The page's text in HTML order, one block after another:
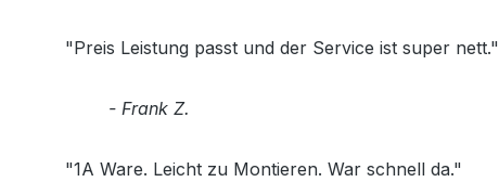
"Preis Leistung passt und der Service ist super nett."
- Frank Z.
"1A Ware. Leicht zu Montieren. War schnell da."